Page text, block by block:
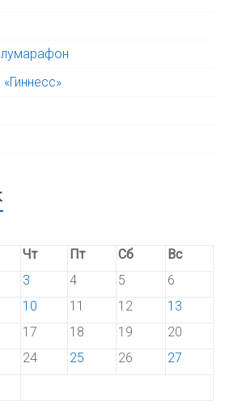
Чт Пт Сб
Вс
3 4 5
6
10 11 12
13
17 18 19
20
24 25 26
27